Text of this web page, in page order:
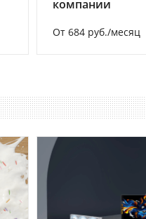
компании
От 684 руб./месяц